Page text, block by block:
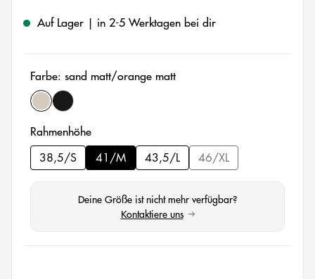
Auf Lager | in 2-5 Werktagen bei dir
Farbe: sand matt/orange matt
sand matt/orange matt
metallic black/green
Rahmenhöheauswählen
38,5/S 41/M 43,5/L 46/XL(Diese Option ist
Deine Größe ist nicht mehr verfügbar?
Kontaktiere uns
(öffnet in neuem Tab)